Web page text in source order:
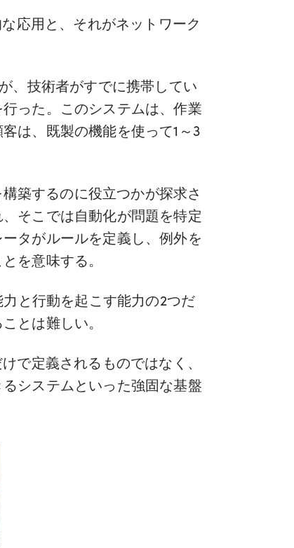
応用と、それがネットワーク
、技術者がすでに携帯してい
った。このシステムは、作業
は、既製の機能を使って1～3
築するのに役立つかが探求さ
そこでは自動化が問題を特定
タがルールを定義し、例外を
を意味する。
と行動を起こす能力の2つだ
とは難しい。
で定義されるものではなく、
システムといった強固な基盤